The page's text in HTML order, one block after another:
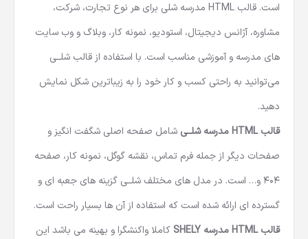
است. قالب HTML
مدرسه شلی برای هر نوع تجارت، شرکت،
مشاوره، آژانس دیجیتال، استودیو، نمونه کار، وبلاگ و وب سایت
های مدرسه و آموزشی مناسب است. با استفاده از قالب شلــی
می‌توانید به راحتی کسب و کار خود را به زیباترین شکل نمایش
دهید.
قالب HTML مدرسه شلــی
شامل صفحه اصلی شگفت انگیز و
صفحات دیگر از جمله فرم تماس، نقشه گوگل، نمونه کار، صفحه
404 و… است. در مدل های مختلف شلــی گزینه های جعبه ای و
گسترده ای ارائه شده است که استفاده از آن ها بسیار راحت است.
قالب HTML مدرسه SHELY
کاملا واکنشگرا و بهینه می باشد این